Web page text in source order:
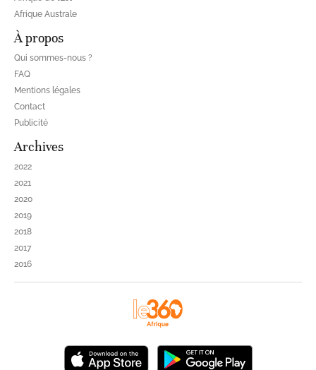
Afrique Australe
À propos
Qui sommes-nous ?
FAQ
Mentions légales
Contact
Publicité
Archives
2022
2021
2020
2019
2018
2017
2016